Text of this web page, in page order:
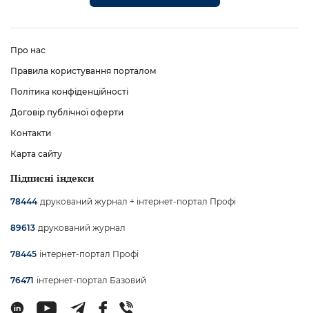
Про нас
Правила користування порталом
Політика конфіденційності
Договір публічної оферти
Контакти
Карта сайту
Підписні індекси
78444 друкований журнал + інтернет-портал Профі
89613 друкований журнал
78445 інтернет-портал Профі
76471 інтернет-портал Базовий